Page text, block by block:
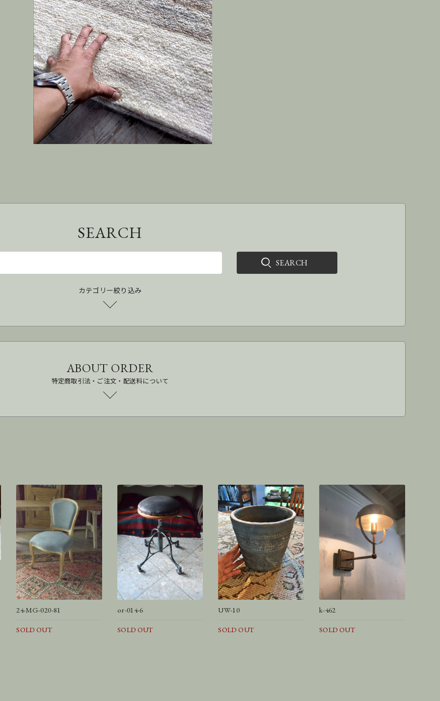
SEARCH
カテゴリー絞り込み
ABOUT ORDER
特定商取引法・ご注文・配送料について
24-MG-020-81
SOLD OUT
or-014-6
SOLD OUT
UW-10
SOLD OUT
k-462
SOLD OUT